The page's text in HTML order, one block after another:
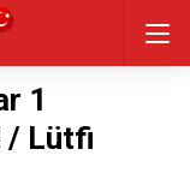
1
/ Lütfi